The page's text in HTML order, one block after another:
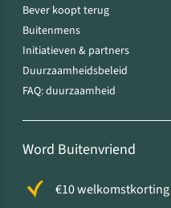
Bever koopt terug
Buitenmens
Initiatieven & partners
Duurzaamheidsbeleid
FAQ: duurzaamheid
Word Buitenvriend
€10 welkomstkorting